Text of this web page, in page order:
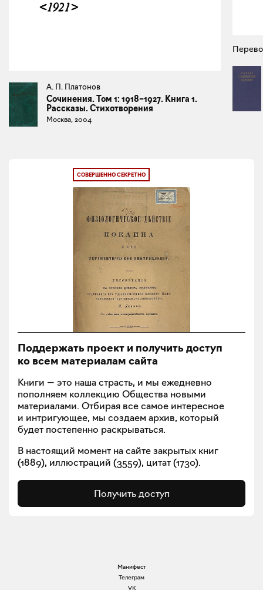
А. П. Платонов
Сочинения. Том 1: 1918–1927. Книга 1.
Рассказы. Стихотворения
Москва, 2004
СОВЕРШЕННО СЕКРЕТНО
Поддержать проект и получить доступ
ко всем материалам сайта
Книги — это наша страсть, и мы ежедневно
пополняем коллекцию Общества новыми
материалами. Отбирая все самое интересное
и интригующее, мы создаем архив, который
будет постепенно раскрываться.
В настоящий момент на сайте закрытых книг
(1889), иллюстраций (3559), цитат (1730).
Получить доступ
Манифест
Телеграм
VK